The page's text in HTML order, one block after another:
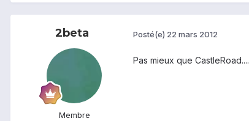
2beta
Membre
Posté(e) 22 mars 2012
Pas mieux que CastleRoad....